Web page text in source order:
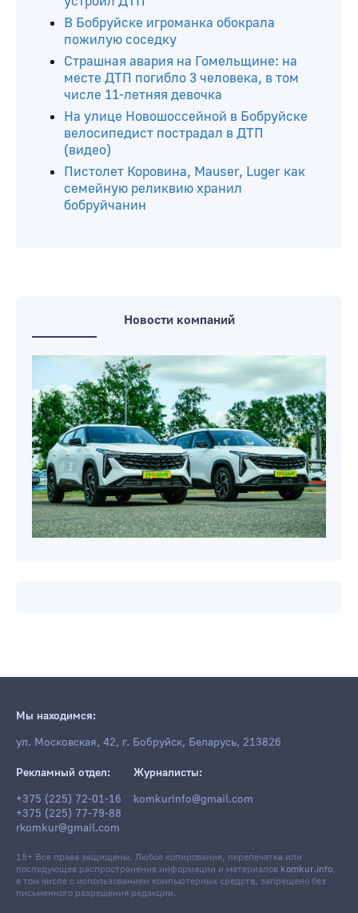
Читайте ещё
На дороге «Могилев – Бобруйск» 14-
летний школьник сел за руль и
устроил ДТП
В Бобруйске игроманка обокрала
пожилую соседку
Страшная авария на Гомельщине: на
месте ДТП погибло 3 человека, в том
числе 11-летняя девочка
бобруйчанин
Новости компаний
Мы находимся:
ул. Московская, 42, г. Бобруйск, Беларусь, 213826
Рекламный отдел:
Журналисты: